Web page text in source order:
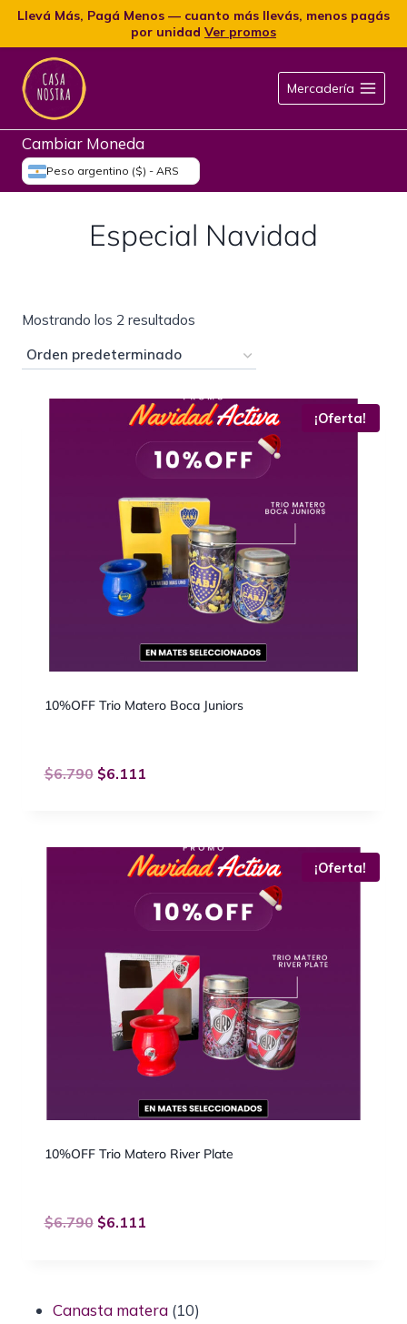
Llevá Más, Pagá Menos — cuanto más llevás, menos pagás
por unidad Ver promos
Mercadería
Cambiar Moneda
Peso argentino ($) - ARS
Especial Navidad
Mostrando los 2 resultados
¡Oferta!
10%OFF Trio Matero Boca Juniors
$6.790 $6.111
¡Oferta!
10%OFF Trio Matero River Plate
$6.790 $6.111
Canasta matera 10